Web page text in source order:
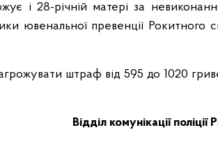
і 28-річній матері за
ювенальної превенції Рокитного
штраф від 595 до 1020
Відділ комунікації поліції